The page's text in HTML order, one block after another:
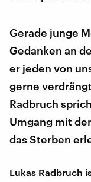
Gerade junge
Gedanken an
er jeden von
gerne
Radbruch
Umgang mit
das Sterben
Lukas Radbruch